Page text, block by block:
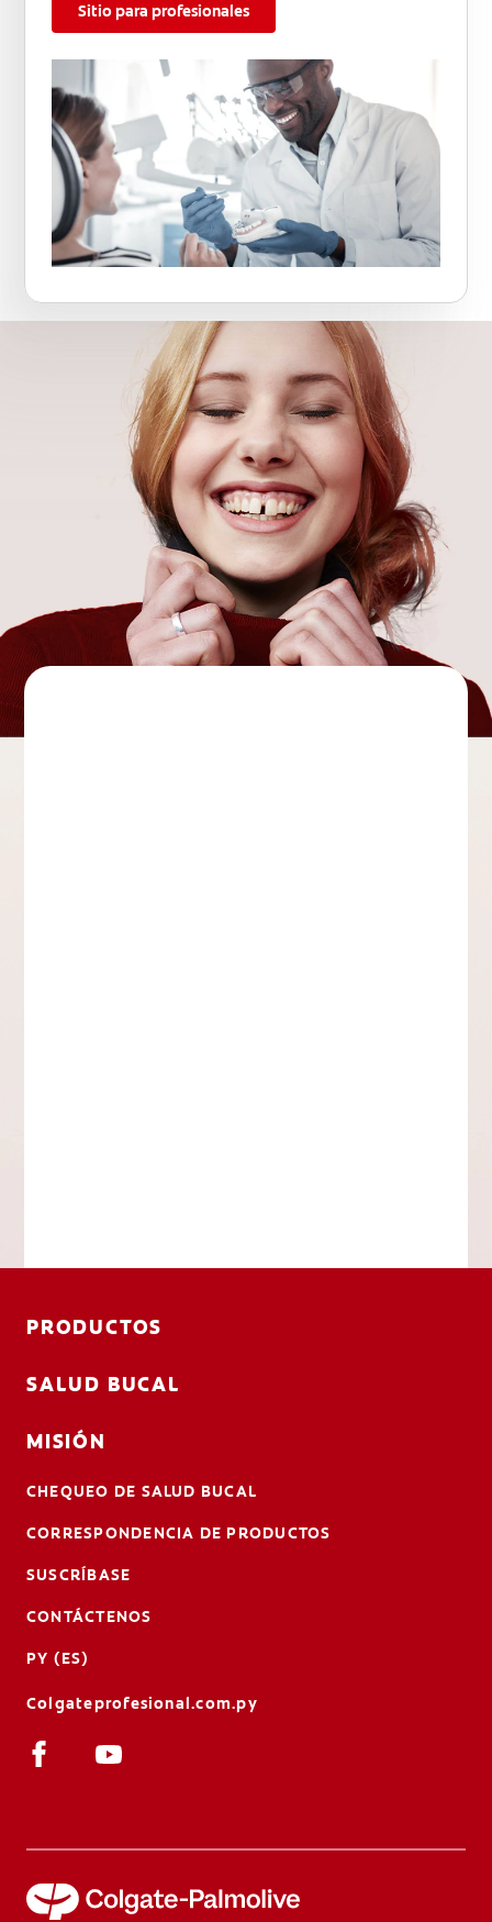
Sitio para profesionales
PRODUCTOS
SALUD BUCAL
MISIÓN
CHEQUEO DE SALUD BUCAL
CORRESPONDENCIA DE PRODUCTOS
SUSCRÍBASE
CONTÁCTENOS
PY (ES)
Colgateprofesional.com.py